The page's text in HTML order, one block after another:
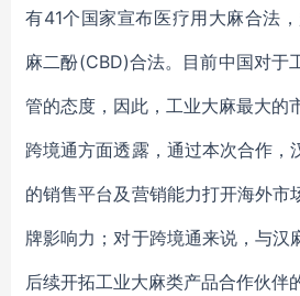
有41个国家宣布医疗用大麻合法
麻二酚(CBD)合法。目前中国对于
管的态度，因此，工业大麻最大的
跨境通方面透露，通过本次合作，
的销售平台及营销能力打开海外市
牌影响力；对于跨境通来说，与汉
后续开拓工业大麻类产品合作伙伴